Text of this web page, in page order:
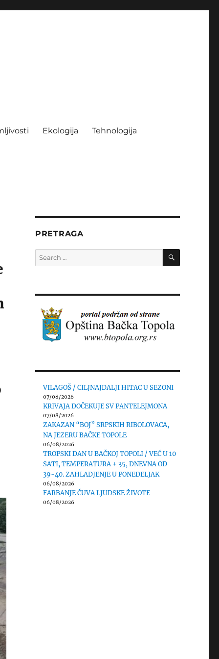
Ekologija Tehnologija
PRETRAGA
Search
for:
SEARCH
VILAGOŠ / CILJNAJDALJI HITAC U SEZONI
07/08/2026
KRIVAJA DOČEKUJE SV PANTELEJMONA
07/08/2026
ZAKAZAN “BOJ” SRPSKIH RIBOLOVACA,
NA JEZERU BAČKE TOPOLE
06/08/2026
TROPSKI DAN U BAČKOJ TOPOLI / VEĆ U 10
SATI, TEMPERATURA + 35, DNEVNA OD
39-40. ZAHLADJENJE U PONEDELJAK
06/08/2026
FARBANJE ČUVA LJUDSKE ŽIVOTE
06/08/2026